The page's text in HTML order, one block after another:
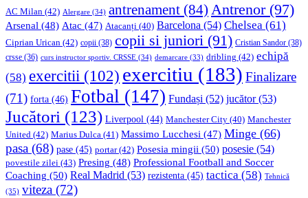
AC Milan (42) Alergare (34) antrenament (84) Antrenor(97)
Arsenal (48) Atac (47) Atacanți (40) Barcelona (54) Chelsea (61)
Ciprian Urican (42) copii (38) copii si juniori (91) Cristian Sandor (38)
crsse (36) curs instructor sportiv. CRSSE (34) demarcare (33) dribling (42) echipă
(58) exercitii (102) exercitiu (183) Finalizare
(71) forta (46) Fotbal (147) Fundași (52) jucător(53)
Jucători (123) Liverpool (44) Manchester City (40) Manchester
United (42) Marius Dulca (41) Massimo Lucchesi (47) Minge (66)
pasa (68) pase (45) portar(42) Posesia mingii (50) posesie (54)
povestile zilei (43) Presing (48) Professional Football and Soccer
Coaching (50) Real Madrid (53) rezistenta (45) tactica (58) Tehnică
(35) viteza (72)